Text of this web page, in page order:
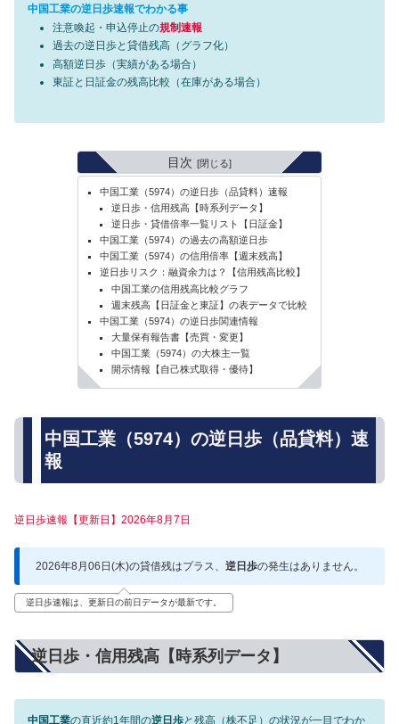
中国工業の逆日歩速報でわかる事
注意喚起・申込停止の規制速報
過去の逆日歩と貸借残高（グラフ化）
高額逆日歩（実績がある場合）
東証と日証金の残高比較（在庫がある場合）
目次
中国工業（5974）の逆日歩（品貸料）速報
逆日歩・信用残高【時系列データ】
逆日歩・貸借倍率一覧リスト【日証金】
中国工業（5974）の過去の高額逆日歩
中国工業（5974）の信用倍率【週末残高】
逆日歩リスク：融資余力は？【信用残高比較】
中国工業の信用残高比較グラフ
週末残高【日証金と東証】の表データで比較
中国工業（5974）の逆日歩関連情報
大量保有報告書【売買・変更】
中国工業（5974）の大株主一覧
開示情報【自己株式取得・優待】
中国工業（5974）の逆日歩（品貸料）速
報
逆日歩速報【更新日】2026年8月7日
2026年8月06日(木)の貸借残はプラス、 逆日歩の発生はありません。
逆日歩速報は、更新日の前日データが最新です。
逆日歩・信用残高【時系列データ】
中国工業の直近約1年間の逆日歩と残高（株不足）の状況が一目でわか